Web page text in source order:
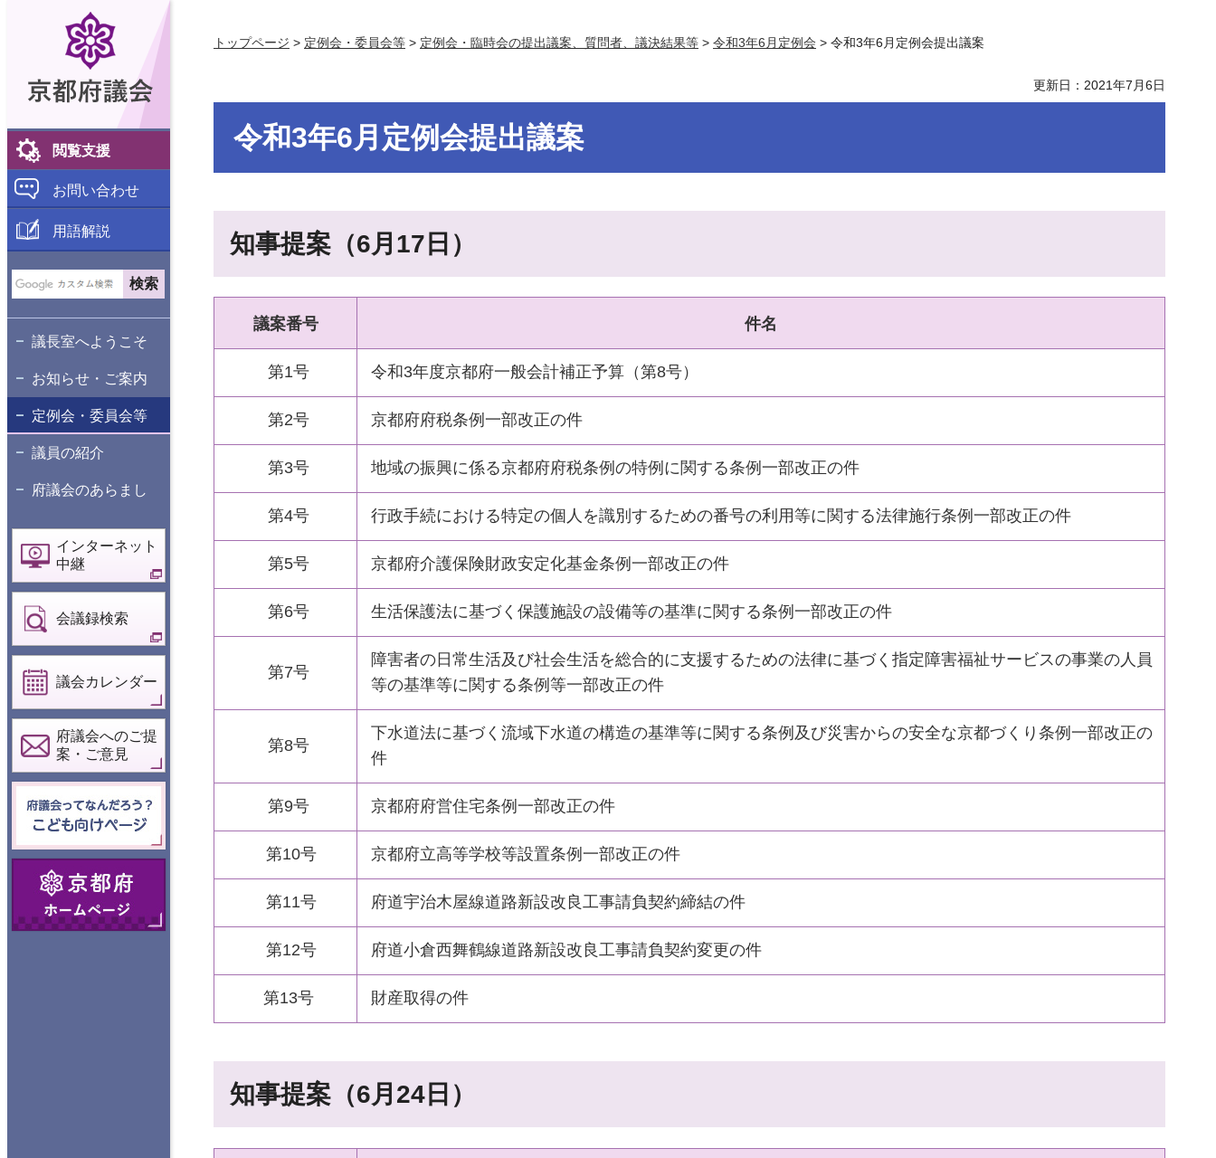
京都府議会
閲覧支援
お問い合わせ
用語解説
議長室へようこそ
お知らせ・ご案内
定例会・委員会等
議員の紹介
府議会のあらまし
インターネット
中継
会議録検索
議会カレンダー
府議会へのご提
案・ご意見
府議会ってなん
だろう？こども
向けページ
京都府ホームペ
ージ
トップページ > 定例会・委員会等 > 定例会・臨時会の提出議案、質問者、議決結果等 > 令和3年6月定例会 > 令和3年6月定例会提出議案
更新日：2021年7月6日
令和3年6月定例会提出議案
知事提案（6月17日）
議案番号 件名
第1号 令和3年度京都府一般会計補正予算（第8号）
第2号 京都府府税条例一部改正の件
第3号 地域の振興に係る京都府府税条例の特例に関する条例一部改正の件
第4号 行政手続における特定の個人を識別するための番号の利用等に関する法律施行条例一部改正の件
第5号 京都府介護保険財政安定化基金条例一部改正の件
第6号 生活保護法に基づく保護施設の設備等の基準に関する条例一部改正の件
第7号
障害者の日常生活及び社会生活を総合的に支援するための法律に基づく指定障害福祉サービスの事業の人員
等の基準等に関する条例等一部改正の件
第8号
下水道法に基づく流域下水道の構造の基準等に関する条例及び災害からの安全な京都づくり条例一部改正の
件
第9号 京都府府営住宅条例一部改正の件
第10号 京都府立高等学校等設置条例一部改正の件
第11号 府道宇治木屋線道路新設改良工事請負契約締結の件
第12号 府道小倉西舞鶴線道路新設改良工事請負契約変更の件
第13号 財産取得の件
知事提案（6月24日）